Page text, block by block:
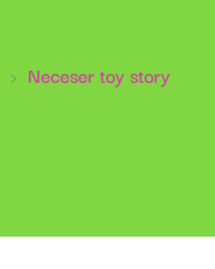
Neceser toy story